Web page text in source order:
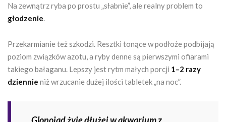
Na zewnątrz ryba po prostu „słabnie”, ale realny problem to
głodzenie.
Przekarmianie też szkodzi. Resztki tonące w podłoże podbijają
poziom związków azotu, a ryby denne są pierwszymi ofiarami
takiego bałaganu. Lepszy jest rytm małych porcji 1–2 razy
dziennie niż wrzucanie dużej ilości tabletek „na noc”.